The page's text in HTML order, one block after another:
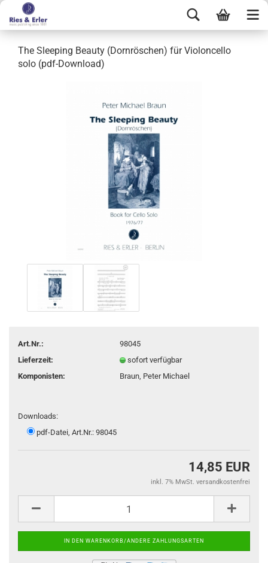
The Sleeping Beauty (Dornröschen) für Violoncello
solo (pdf-Download)
Art.Nr.:
98045
Lieferzeit:
sofort verfügbar
Komponisten:
Braun, Peter Michael
Downloads:
pdf-Datei, Art.Nr.: 98045
14,85 EUR
inkl. 7% MwSt. versandkostenfrei